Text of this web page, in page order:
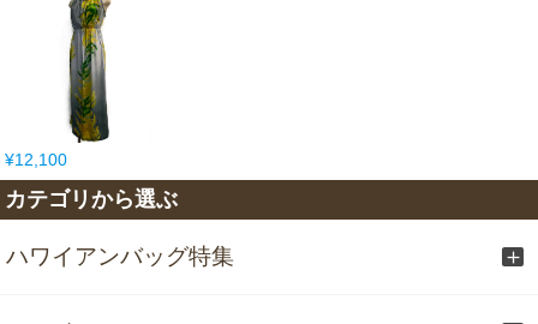
¥12,100
カテゴリから選ぶ
ハワイアンバッグ特集